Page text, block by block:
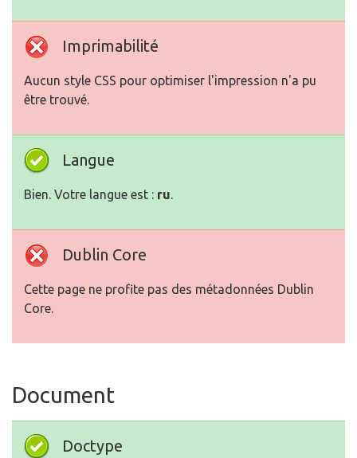
Imprimabilité
Aucun style CSS pour optimiser l'impression n'a pu
être trouvé.
Langue
Bien. Votre langue est : ru.
Dublin Core
Cette page ne profite pas des métadonnées Dublin
Core.
Document
Doctype